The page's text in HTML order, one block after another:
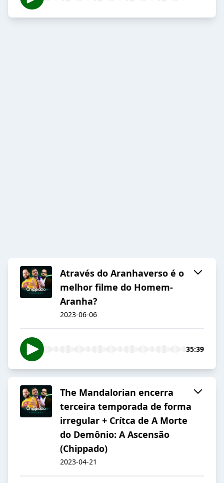
Através do Aranhaverso é o
melhor filme do Homem-
Aranha?
2023-06-06
35:39
The Mandalorian encerra
terceira temporada de forma
irregular + Crítca de A Morte
do Demônio: A Ascensão
(Chippado)
2023-04-21